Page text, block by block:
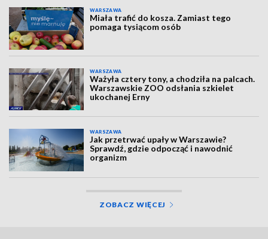
WARSZAWA
Miała trafić do kosza. Zamiast tego
pomaga tysiącom osób
WARSZAWA
Ważyła cztery tony, a chodziła na palcach.
Warszawskie ZOO odsłania szkielet
ukochanej Erny
WARSZAWA
Jak przetrwać upały w Warszawie?
Sprawdź, gdzie odpocząć i nawodnić
organizm
ZOBACZ WIĘCEJ